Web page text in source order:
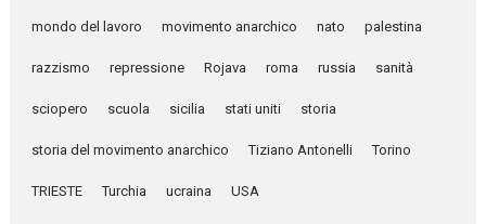
mondo del lavoro movimento anarchico nato palestina
razzismo repressione Rojava roma russia sanità
sciopero scuola sicilia stati uniti storia
storia del movimento anarchico Tiziano Antonelli Torino
TRIESTE Turchia ucraina USA